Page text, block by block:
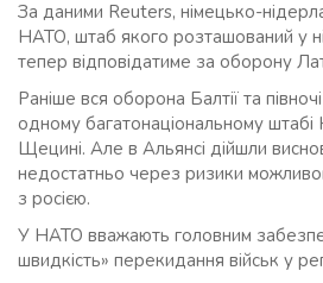
За даними Reuters, німецько-
НАТО, штаб якого розташований у
тепер відповідатиме за оборону
Раніше вся оборона Балтії та
одному багатонаціональному
Щецині. Але в Альянсі дійшли
недостатньо через ризики
з росією.
У НАТО вважають головним
швидкість» перекидання військ у